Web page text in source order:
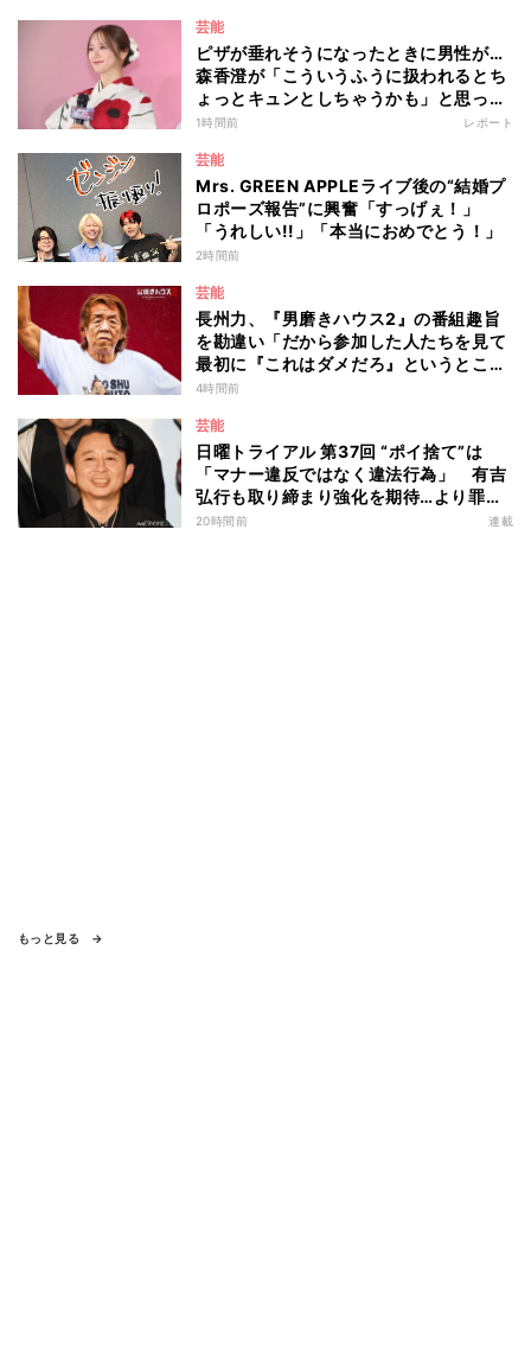
芸能
ピザが垂れそうになったときに男性が…
森香澄が「こういうふうに扱われるとち
ょっとキュンとしちゃうかも」と思った
出来事を語る
1時間前 レポート
芸能
Mrs. GREEN APPLEライブ後の“結婚プ
ロポーズ報告”に興奮「すっげぇ！」
「うれしい!!」「本当におめでとう！」
2時間前
芸能
長州力、『男磨きハウス2』の番組趣旨
を勘違い「だから参加した人たちを見て
最初に『これはダメだろ』というところ
からのスタートですね」
4時間前
芸能
日曜トライアル 第37回 “ポイ捨て”は
「マナー違反ではなく違法行為」 有吉
弘行も取り締まり強化を期待…より罪が
重くなる“ポイ捨て”とは 大垣優希弁護
20時間前 連載
もっと見る